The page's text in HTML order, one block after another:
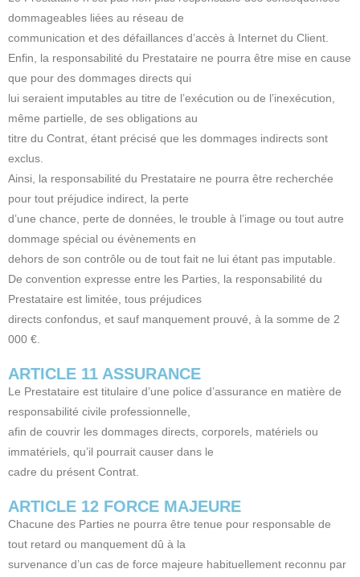
dommageables liées au réseau de
communication et des défaillances d’accès à Internet du Client.
Enfin, la responsabilité du Prestataire ne pourra être mise en cause
que pour des dommages directs qui
lui seraient imputables au titre de l’exécution ou de l’inexécution,
même partielle, de ses obligations au
titre du Contrat, étant précisé que les dommages indirects sont
exclus.
Ainsi, la responsabilité du Prestataire ne pourra être recherchée
pour tout préjudice indirect, la perte
d’une chance, perte de données, le trouble à l’image ou tout autre
dommage spécial ou évènements en
dehors de son contrôle ou de tout fait ne lui étant pas imputable.
De convention expresse entre les Parties, la responsabilité du
Prestataire est limitée, tous préjudices
directs confondus, et sauf manquement prouvé, à la somme de 2
000 €.
ARTICLE 11 ASSURANCE
Le Prestataire est titulaire d’une police d’assurance en matière de
responsabilité civile professionnelle,
afin de couvrir les dommages directs, corporels, matériels ou
immatériels, qu’il pourrait causer dans le
cadre du présent Contrat.
ARTICLE 12 FORCE MAJEURE
Chacune des Parties ne pourra être tenue pour responsable de
tout retard ou manquement dû à la
survenance d’un cas de force majeure habituellement reconnu par